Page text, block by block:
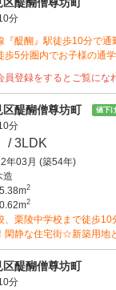
分
『醍醐』駅徒歩10分で通
歩5分圏内でお子様の通
員登録をするとご覧にな
区醍醐僧尊坊町 値下
分
/ 3LDK
年03月 (築54年)
造
2
2
、栗陵中学校まで徒歩10
閑静な住宅街☆新築用地
区醍醐僧尊坊町
分